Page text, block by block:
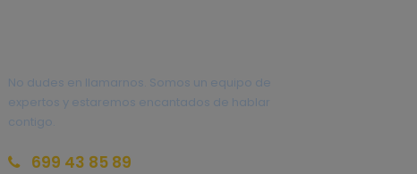
No dudes en llamarnos. Somos un equipo de
expertos y estaremos encantados de hablar
contigo.
699 43 85 89